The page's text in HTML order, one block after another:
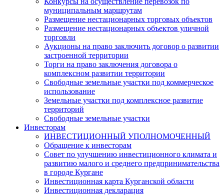
муниципальным маршрутам
Размещение нестационарных торговых объектов
Размещение нестационарных объектов уличной
торговли
Аукционы на право заключить договор о развитии
застроенной территории
Торги на право заключения договора о
комплексном развитии территории
Свободные земельные участки под коммерческое
использование
Земельные участки под комплексное развитие
территорий
Свободные земельные участки
Инвесторам
ИНВЕСТИЦИОННЫЙ УПОЛНОМОЧЕННЫЙ
Обращение к инвесторам
Совет по улучшению инвестиционного климата и
развитию малого и среднего предпринимательства
в городе Кургане
Инвестиционная карта Курганской области
Инвестиционная декларация